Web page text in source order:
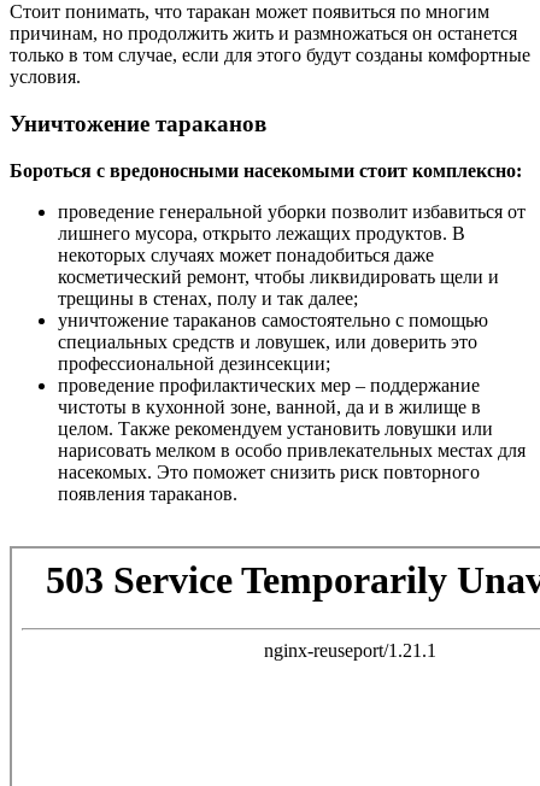
Стоит понимать, что таракан может появиться по многим
причинам, но продолжить жить и размножаться он останется
только в том случае, если для этого будут созданы комфортные
условия.
Уничтожение тараканов
Бороться с вредоносными насекомыми стоит комплексно:
проведение генеральной уборки позволит избавиться от
лишнего мусора, открыто лежащих продуктов. В
некоторых случаях может понадобиться даже
косметический ремонт, чтобы ликвидировать щели и
трещины в стенах, полу и так далее;
уничтожение тараканов самостоятельно с помощью
специальных средств и ловушек, или доверить это
профессиональной дезинсекции;
проведение профилактических мер – поддержание
чистоты в кухонной зоне, ванной, да и в жилище в
целом. Также рекомендуем установить ловушки или
нарисовать мелком в особо привлекательных местах для
насекомых. Это поможет снизить риск повторного
появления тараканов.